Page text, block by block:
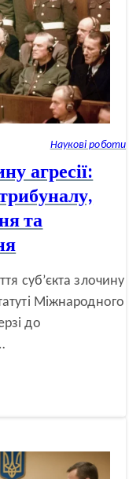
Наукові роботи
агресії:
та
суб’єкта злочину
Міжнародного
до